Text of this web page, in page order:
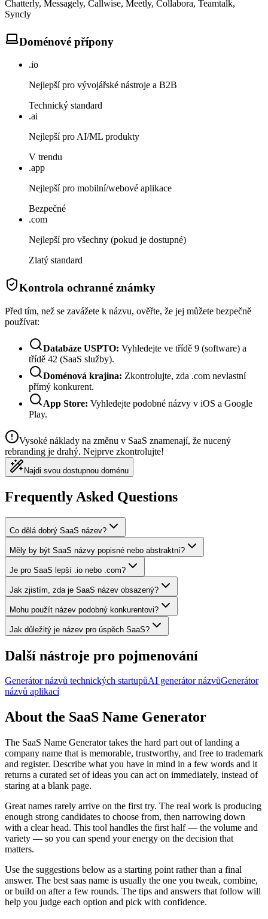
Chatterly, Messagely, Callwise, Meetly, Collabora, Teamtalk,
Syncly
Doménové přípony
.io
Nejlepší pro vývojářské nástroje a B2B
Technický standard
.ai
Nejlepší pro AI/ML produkty
V trendu
.app
Nejlepší pro mobilní/webové aplikace
Bezpečné
.com
Nejlepší pro všechny (pokud je dostupné)
Zlatý standard
Kontrola ochranné známky
Před tím, než se zavážete k názvu, ověřte, že jej můžete bezpečně
používat:
Databáze USPTO: Vyhledejte ve třídě 9 (software) a
třídě 42 (SaaS služby).
Doménová krajina: Zkontrolujte, zda .com nevlastní
přímý konkurent.
App Store: Vyhledejte podobné názvy v iOS a Google
Play.
Vysoké náklady na změnu v SaaS znamenají, že nucený
rebranding je drahý. Nejprve zkontrolujte!
Najdi svou dostupnou doménu
Frequently Asked Questions
Co dělá dobrý SaaS název?
Měly by být SaaS názvy popisné nebo abstraktní?
Je pro SaaS lepší .io nebo .com?
Jak zjistím, zda je SaaS název obsazený?
Mohu použít název podobný konkurentovi?
Jak důležitý je název pro úspěch SaaS?
Další nástroje pro pojmenování
Generátor názvů technických startupůAI generátor názvůGenerátor
názvů aplikací
About the SaaS Name Generator
The SaaS Name Generator takes the hard part out of landing a
company name that is memorable, trustworthy, and free to trademark
and register. Describe what you have in mind in a few words and it
returns a curated set of ideas you can act on immediately, instead of
staring at a blank page.
Great names rarely arrive on the first try. The real work is producing
enough strong candidates to choose from, then narrowing down
with a clear head. This tool handles the first half — the volume and
variety — so you can spend your energy on the decision that
matters.
Use the suggestions below as a starting point rather than a final
answer. The best saas name is usually the one you tweak, combine,
or build on after a few rounds. The tips and answers that follow will
help you judge each option and pick with confidence.